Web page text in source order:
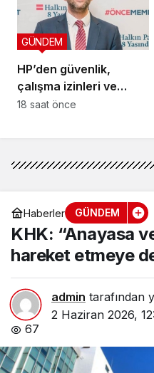
HP’den güvenlik,
çalışma izinleri ve
yurttaşlık
GÜNDEM
18 saat önce
Haberler GÜNDEM
KHK: “Anayasa
hareket etmeye
admin tarafından
2 Haziran 2026,
67